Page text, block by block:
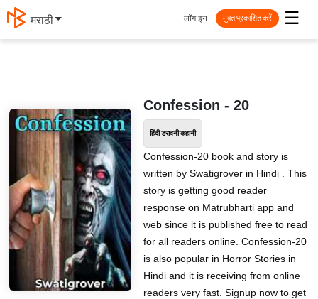
मराठी ☰
लॉग इन मुक्त प्रकाशित करें
Confession - 20
हिंदी डरावनी कहानी
Confession-20 book and story is
written by Swatigrover in Hindi . This
story is getting good reader
response on Matrubharti app and
web since it is published free to read
for all readers online. Confession-20
is also popular in Horror Stories in
Hindi and it is receiving from online
readers very fast. Signup now to get